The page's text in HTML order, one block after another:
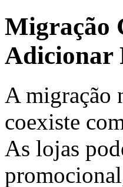
Migração
Adicionar
A migração
coexiste
As lojas